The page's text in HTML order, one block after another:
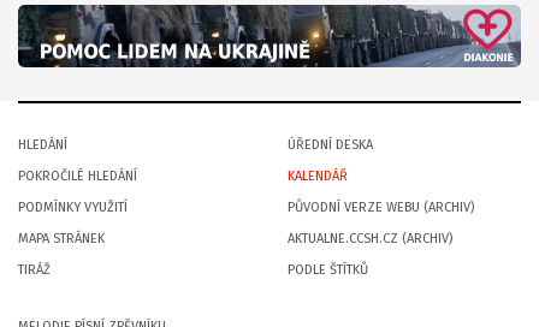
HLEDÁNÍ
POKROČILÉ HLEDÁNÍ
PODMÍNKY VYUŽITÍ
MAPA STRÁNEK
TIRÁŽ
ÚŘEDNÍ DESKA
KALENDÁŘ
PŮVODNÍ VERZE WEBU (ARCHIV)
AKTUALNE.CCSH.CZ (ARCHIV)
PODLE ŠTÍTKŮ